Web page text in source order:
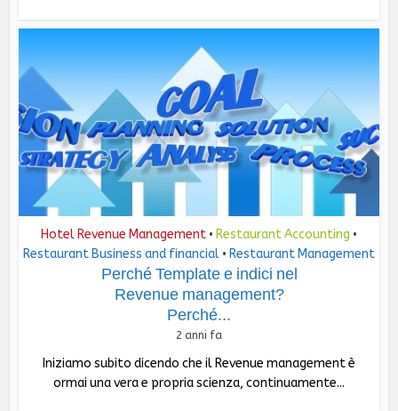
Hotel Revenue Management • Restaurant Accounting •
Restaurant Business and financial • Restaurant Management
Perché Template e indici nel
Revenue management?
Perché...
2 anni fa
Iniziamo subito dicendo che il Revenue management è
ormai una vera e propria scienza, continuamente...